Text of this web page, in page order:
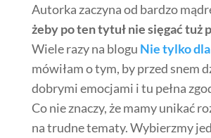
Autorka zaczyna od bardzo
żeby po ten tytuł nie sięgać tuż
Wiele razy na blogu Nie tylko
mówiłam o tym, by przed snem
dobrymi emocjami i tu pełna
Co nie znaczy, że mamy unikać
na trudne tematy. Wybierzmy